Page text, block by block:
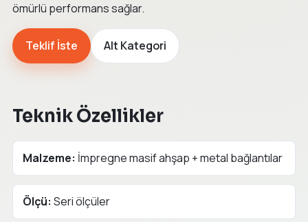
ömürlü performans sağlar.
Teklif İste Alt Kategori
Teknik Özellikler
Malzeme: İmpregne masif ahşap + metal bağlantılar
Ölçü: Seri ölçüler